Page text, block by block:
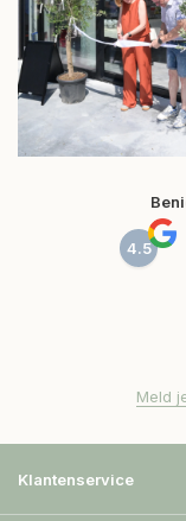
4.5
Meld
Klantenservice